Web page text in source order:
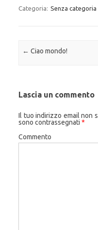
Categoria: Senza categoria
Navigazione articolo
← Ciao mondo!
Lascia un commento
Il tuo indirizzo email non
sono contrassegnati *
Commento